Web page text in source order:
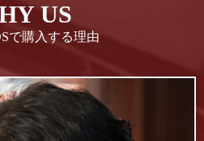
US
で購入する理由